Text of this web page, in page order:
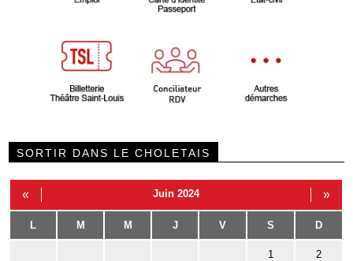
SORTIR DANS LE CHOLETAIS
« Juin 2024 »
L M M J V S D
1 2